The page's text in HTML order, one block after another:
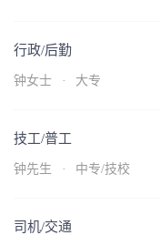
行政/后勤
钟女士 · 大专
技工/普工
钟先生 · 中专/技校
司机/交通